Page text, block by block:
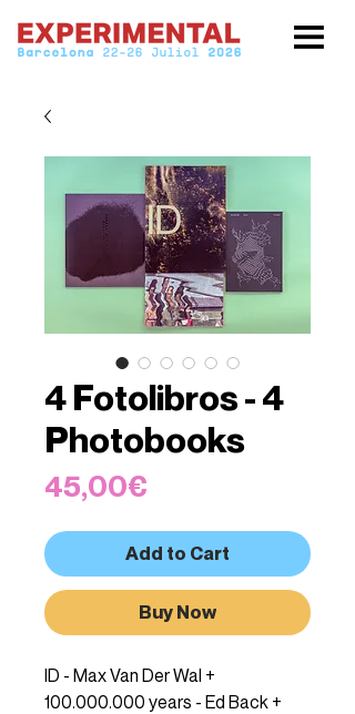
4 Fotolibros - 4
Photobooks
45,00€
Add to Cart
Buy Now
ID - Max Van Der Wal +
100.000.000 years - Ed Back +